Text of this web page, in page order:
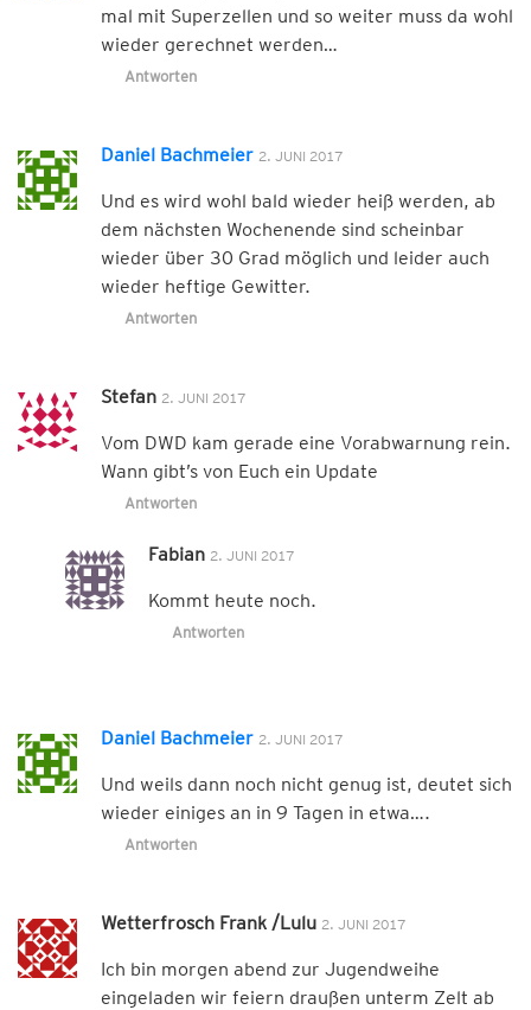
mal mit Superzellen und so weiter muss da wohl
wieder gerechnet werden…
Antworten
Daniel Bachmeier 2. JUNI 2017
Und es wird wohl bald wieder heiß werden, ab
dem nächsten Wochenende sind scheinbar
wieder über 30 Grad möglich und leider auch
wieder heftige Gewitter.
Antworten
Stefan 2. JUNI 2017
Vom DWD kam gerade eine Vorabwarnung rein.
Wann gibt’s von Euch ein Update
Antworten
Fabian 2. JUNI 2017
Kommt heute noch.
Antworten
Daniel Bachmeier 2. JUNI 2017
Und weils dann noch nicht genug ist, deutet sich
wieder einiges an in 9 Tagen in etwa….
Antworten
Wetterfrosch Frank /Lulu 2. JUNI 2017
Ich bin morgen abend zur Jugendweihe
eingeladen wir feiern draußen unterm Zelt ab